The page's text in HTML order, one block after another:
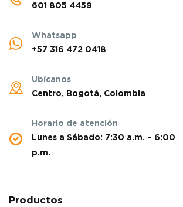
601 805 4459
Whatsapp
+57 316 472 0418
Ubícanos
Centro, Bogotá, Colombia
Horario de atención
Lunes a Sábado: 7:30 a.m. – 6:00
p.m.
Productos